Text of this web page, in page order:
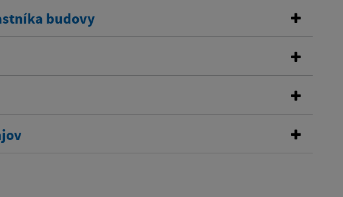
budovy